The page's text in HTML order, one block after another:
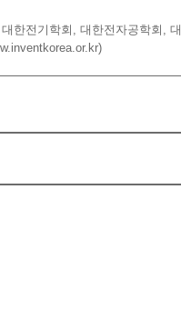
한전기학회, 대한전자공학회,